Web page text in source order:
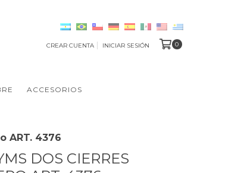
CREAR CUENTA INICIAR SESIÓN 0
ACCESORIOS
ART. 4376
DOS CIERRES